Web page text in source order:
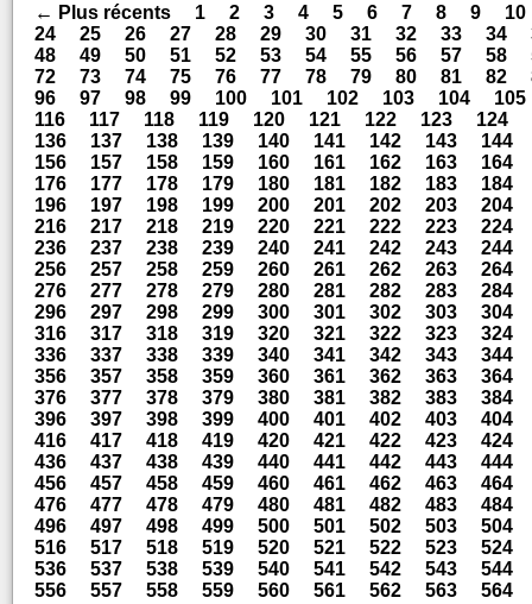
← Plus récents 1 2 3 4 5 6 7 8 9
10
24
25 26 27 28 29 30 31 32 33 34
48
49 50 51 52 53 54 55 56 57 58
72
73 74 75 76 77 78 79 80 81 82
96
97 98 99 100 101 102 103 104
105
116
117 118 119 120 121 122 123 124
136
137 138 139 140 141 142 143
144
156
157 158 159 160 161 162 163
164
176
177 178 179 180 181 182 183
184
196
197 198 199 200 201 202 203
204
216
217 218 219 220 221 222 223
224
236
237 238 239 240 241 242 243
244
256
257 258 259 260 261 262 263
264
276
277 278 279 280 281 282 283
284
296
297 298 299 300 301 302 303
304
316
317 318 319 320 321 322 323
324
336
337 338 339 340 341 342 343
344
356
357 358 359 360 361 362 363
364
376
377 378 379 380 381 382 383
384
396
397 398 399 400 401 402 403
404
416
417 418 419 420 421 422 423
424
436
437 438 439 440 441 442 443
444
456
457 458 459 460 461 462 463
464
476
477 478 479 480 481 482 483
484
496
497 498 499 500 501 502 503
504
516
517 518 519 520 521 522 523
524
536
537 538 539 540 541 542 543
544
556
557 558 559 560 561 562 563
564